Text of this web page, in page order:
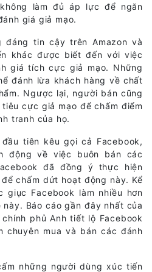
làm đủ áp lực để ngăn
giá giả mạo.
đáng tin cậy trên Amazon và
khác được biết đến với việc
giá tích cực giả mạo. Những
đánh lừa khách hàng về chất
Ngược lại, người bán cũng
cực giả mạo để chấm điểm
tranh của họ.
tiên kêu gọi cả Facebook,
động về việc buôn bán các
đã đồng ý thực hiện
chấm dứt hoạt động này. Kể
Facebook làm nhiều hơn
Báo cáo gần đây nhất của
phủ Anh tiết lộ Facebook
chuyên mua và bán các đánh
những người dùng xúc tiến